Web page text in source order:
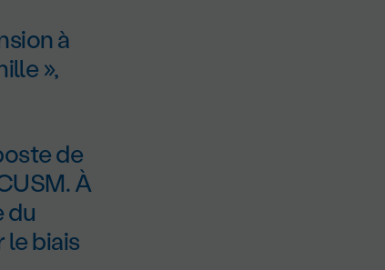
à
»,
de
À
du
le biais